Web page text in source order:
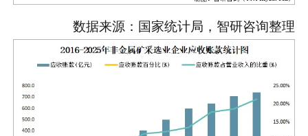
数据来源：国家统计局，智研咨询整理